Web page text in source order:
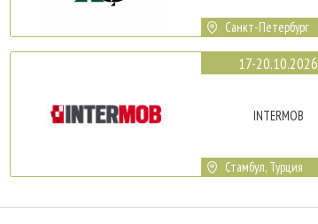
Санкт-Петербург
17-20.10.2026
INTERMOB
Стамбул, Турция